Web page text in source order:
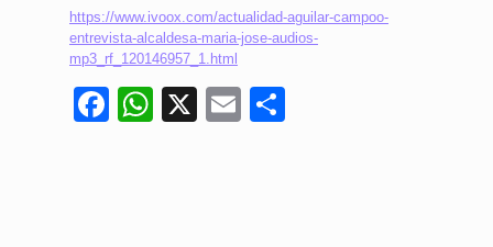
https://www.ivoox.com/actualidad-aguilar-campoo-
entrevista-alcaldesa-maria-jose-audios-
mp3_rf_120146957_1.html
Facebook
WhatsApp
X Email